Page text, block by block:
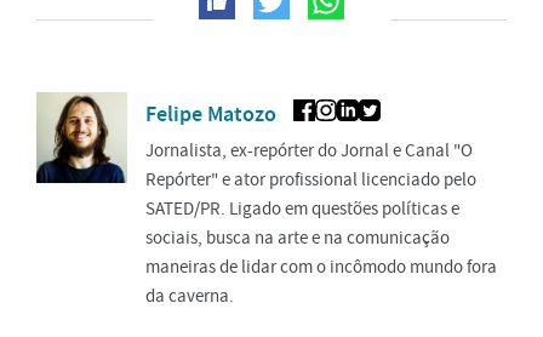
Felipe Matozo
Jornalista, ex-repórter do Jornal e Canal "O
Repórter" e ator profissional licenciado pelo
SATED/PR. Ligado em questões políticas e
sociais, busca na arte e na comunicação
maneiras de lidar com o incômodo mundo fora
da caverna.